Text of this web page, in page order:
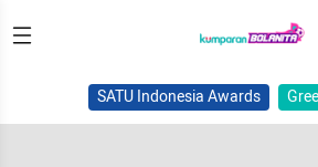
SATU Indonesia Awards